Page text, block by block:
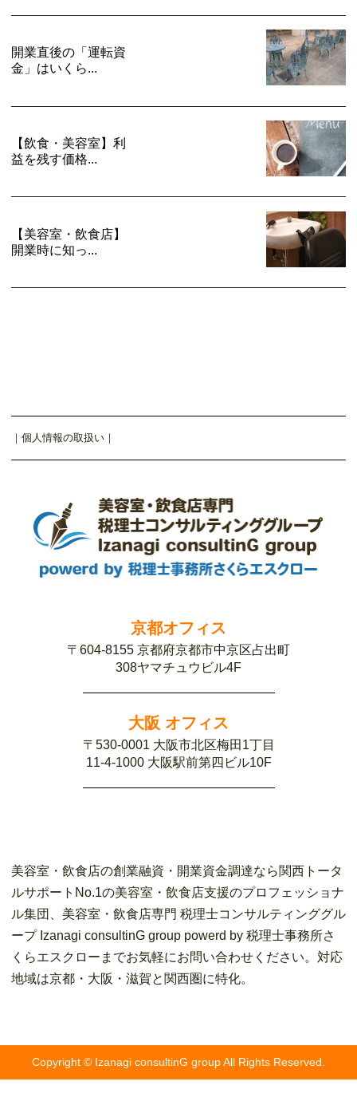
開業直後の「運転資
金」はいくら...
【飲食・美容室】利
益を残す価格...
【美容室・飲食店】
開業時に知っ...
｜ 個人情報の取扱い ｜
京都オフィス
〒604-8155 京都府京都市中京区占出町
308ヤマチュウビル4F
大阪 オフィス
〒530-0001 大阪市北区梅田1丁目
11-4-1000 大阪駅前第四ビル10F
美容室・飲食店の創業融資・開業資金調達なら関西トータ
ルサポートNo.1の美容室・飲食店支援のプロフェッショナ
ル集団、美容室・飲食店専門 税理士コンサルティンググル
ープ Izanagi consultinG group powerd by 税理士事務所さ
くらエスクローまでお気軽にお問い合わせください。対応
地域は京都・大阪・滋賀と関西圏に特化。
Copyright © Izanagi consultinG group All Rights Reserved.